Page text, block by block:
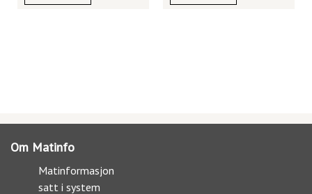
Om Matinfo
Matinformasjon
satt i system